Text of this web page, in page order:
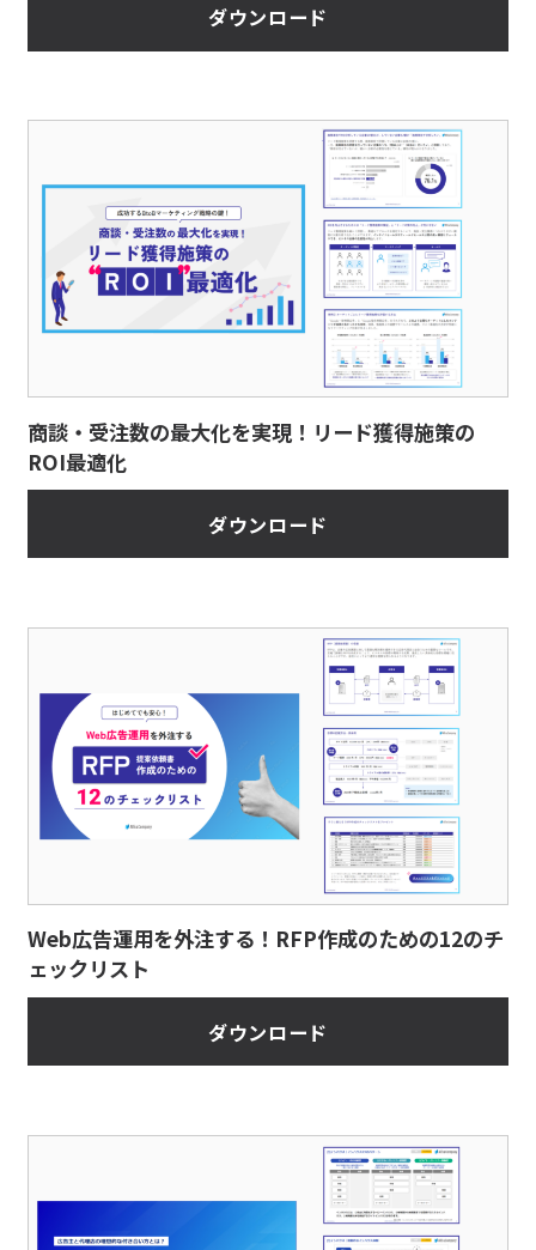
ダウンロード
商談・受注数の最大化を実現！リード獲得施策の
ROI最適化
ダウンロード
Web広告運用を外注する！RFP作成のための12のチ
ェックリスト
ダウンロード